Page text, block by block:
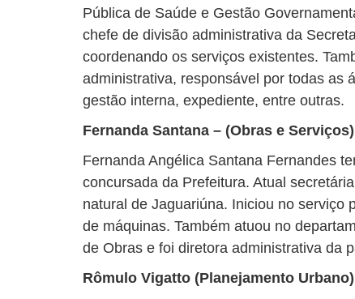
Pública de Saúde e Gestão
chefe de divisão administrativa da
coordenando os serviços existentes.
administrativa, responsável por todas as
gestão interna, expediente, entre outras.
Fernanda Santana – (Obras e Serviços)
Fernanda Angélica Santana Fernandes
concursada da Prefeitura. Atual
natural de Jaguariúna. Iniciou no serviço
de máquinas. Também atuou no
de Obras e foi diretora administrativa da
Rômulo Vigatto (Planejamento Urbano)